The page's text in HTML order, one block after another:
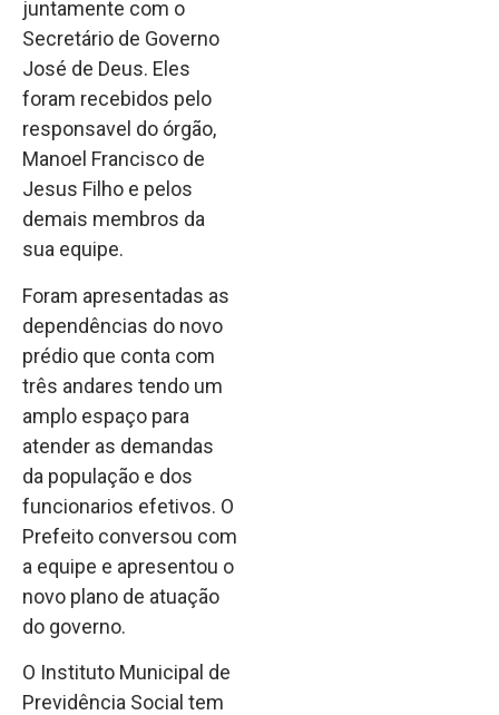
juntamente com o
Secretário de Governo
José de Deus. Eles
foram recebidos pelo
responsavel do órgão,
Manoel Francisco de
Jesus Filho e pelos
demais membros da
sua equipe.
Foram apresentadas as
dependências do novo
prédio que conta com
três andares tendo um
amplo espaço para
atender as demandas
da população e dos
funcionarios efetivos. O
Prefeito conversou com
a equipe e apresentou o
novo plano de atuação
do governo.
O Instituto Municipal de
Previdência Social tem